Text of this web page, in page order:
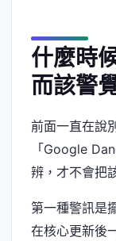
什麼時
而該警
前面一直在說
「Google
辨，才不會把
第一種警訊是
在核心更新後